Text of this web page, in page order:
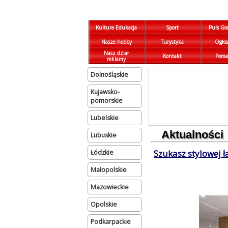
Kultura Edukacja Sport
Puls
Nasze hobby
Turystyka
Nasz dział
reklamy
Kontakt
dolnośląskie
kujawsko-
pomorskie
lubelskie
lubuskie
łódzkie
małopolskie
mazowieckie
opolskie
podkarpackie
Aktualności
Szukasz stylowej